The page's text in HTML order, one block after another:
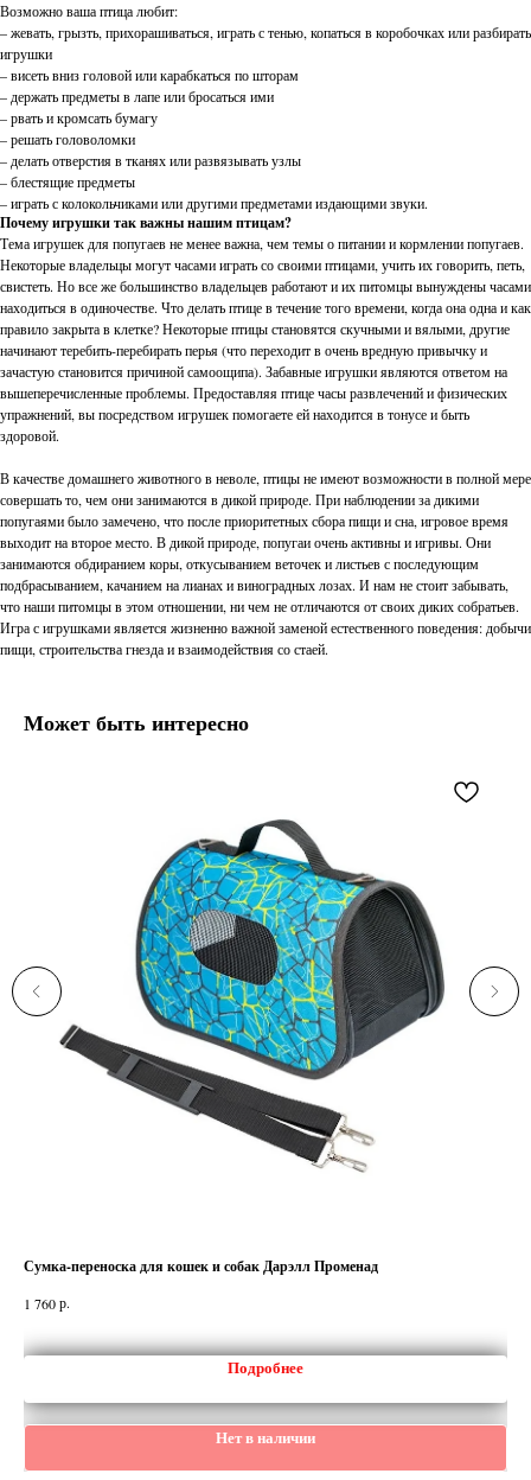
Возможно ваша птица любит:
– жевать, грызть, прихорашиваться, играть с тенью, копаться в коробочках или разбирать
игрушки
– висеть вниз головой или карабкаться по шторам
– держать предметы в лапе или бросаться ими
– рвать и кромсать бумагу
– решать головоломки
– делать отверстия в тканях или развязывать узлы
– блестящие предметы
– играть с колокольчиками или другими предметами издающими звуки.
Почему игрушки так важны нашим птицам?
Тема игрушек для попугаев не менее важна, чем темы о питании и кормлении попугаев.
Некоторые владельцы могут часами играть со своими птицами, учить их говорить, петь,
свистеть. Но все же большинство владельцев работают и их питомцы вынуждены часами
находиться в одиночестве. Что делать птице в течение того времени, когда она одна и как
правило закрыта в клетке? Некоторые птицы становятся скучными и вялыми, другие
начинают теребить-перебирать перья (что переходит в очень вредную привычку и
зачастую становится причиной самоощипа). Забавные игрушки являются ответом на
вышеперечисленные проблемы. Предоставляя птице часы развлечений и физических
упражнений, вы посредством игрушек помогаете ей находится в тонусе и быть
здоровой.
В качестве домашнего животного в неволе, птицы не имеют возможности в полной мере
совершать то, чем они занимаются в дикой природе. При наблюдении за дикими
попугаями было замечено, что после приоритетных сбора пищи и сна, игровое время
выходит на второе место. В дикой природе, попугаи очень активны и игривы. Они
занимаются обдиранием коры, откусыванием веточек и листьев с последующим
подбрасыванием, качанием на лианах и виноградных лозах. И нам не стоит забывать,
что наши питомцы в этом отношении, ни чем не отличаются от своих диких собратьев.
Игра с игрушками является жизненно важной заменой естественного поведения: добычи
пищи, строительства гнезда и взаимодействия со стаей.
Может быть интересно
Сумка-переноска для кошек и собак Дарэлл Променад
1 760р.
Подробнее
Нет в наличии